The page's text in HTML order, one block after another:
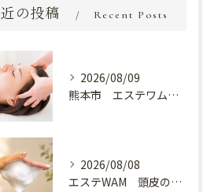
の投稿 Recent Posts
2026/08/09
熊本市 エステワム熊本店 癒しのクールヘッドマッサージ♬
2026/08/08
エステWAM 頭皮の健康